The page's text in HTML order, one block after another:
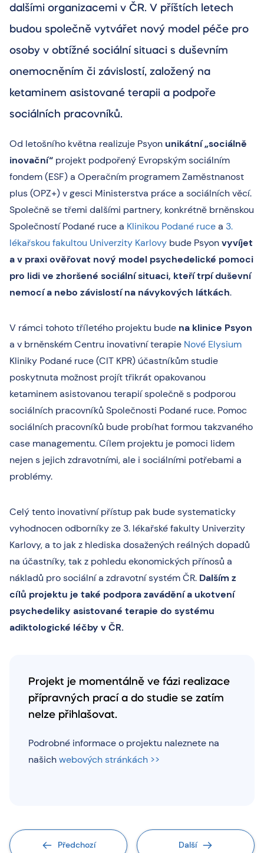
dalšími organizacemi v ČR. V příštích letech
budou společně vytvářet nový model péče pro
osoby v obtížné sociální situaci s duševním
onemocněním či závislostí, založený na
ketaminem asistované terapii a podpoře
sociálních pracovníků.
Od letošního května realizuje Psyon unikátní „sociálně
inovační“ projekt podpořený Evropským sociálním
fondem (ESF) a Operačním programem Zaměstnanost
plus (OPZ+) v gesci Ministerstva práce a sociálních věcí.
Společně se třemi dalšími partnery, konkrétně brněnskou
Společností Podané ruce a Klinikou Podané rucea 3.
lékařskou fakultou Univerzity Karlovy bude Psyonvyvíjet
a v praxi ověřovat nový model psychedelické pomoci
pro lidi ve zhoršené sociální situaci, kteří trpí duševní
nemocí a nebo závislostí na návykových látkách.
V rámci tohoto tříletého projektu bude na klinice Psyon
a v brněnském Centru inovativní terapie Nové Elysium
Kliniky Podané ruce (CIT KPR) účastníkům studie
poskytnuta možnost projít třikrát opakovanou
ketaminem asistovanou terapií společně s podporou
sociálních pracovníků Společnosti Podané ruce. Pomoc
sociálních pracovníků bude probíhat formou takzvaného
case managementu. Cílem projektu je pomoci lidem
nejen s jejich zdravotními, ale i sociálními potřebami a
problémy.
Celý tento inovativní přístup pak bude systematicky
vyhodnocen odborníky ze 3. lékařské fakulty Univerzity
Karlovy, a to jak z hlediska dosažených reálných dopadů
na účastníky, tak z pohledu ekonomických přínosů a
nákladů pro sociální a zdravotní systém ČR. Dalším z
cílů projektu je také podpora zavádění a ukotvení
psychedeliky asistované terapie do systému
adiktologické léčby v ČR.
Projekt je momentálně ve fázi realizace
přípravných prací a do studie se zatím
nelze přihlašovat.
Podrobné informace o projektu naleznete na
našichwebových stránkách >>
Předchozí Další